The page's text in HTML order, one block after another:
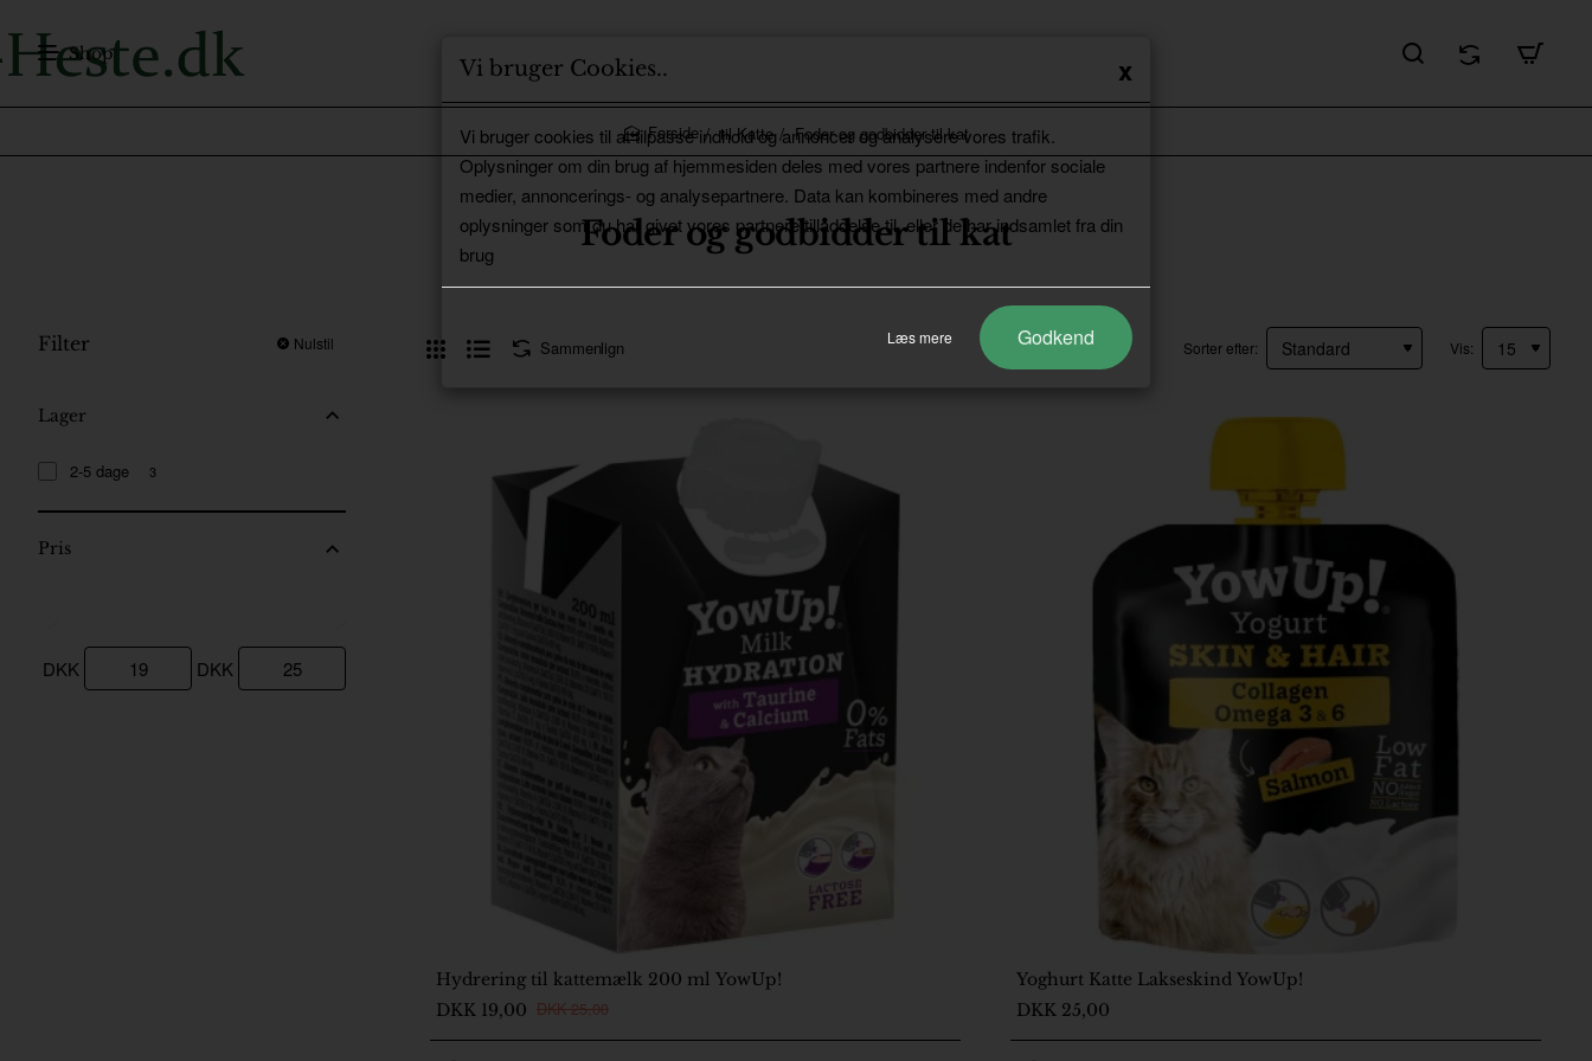
Shop
Foder og godbidder til kat
home
til Katte Foder og godbidder til kat
Filter Nulstil
Lager
2-5 dage 3
Pris
DKK DKK
Sammenlign Sorter efter: Vis:
Udsolgt - forhør om levering
Hydrering til kattemælk 200 ml YowUp!
DKK 19,00 DKK 25,00 2-5 Dage
Yoghurt Katte Lakseskind YowUp!
DKK 25,00
Vi bruger Cookies..
Vi bruger cookies til at tilpasse indhold og annoncer og analysere vores trafik.
Oplysninger om din brug af hjemmesiden deles med vores partnere indenfor sociale
medier, annoncerings- og analysepartnere. Data kan kombineres med andre
oplysninger som du har givet vores partnere tilladdelse til, eller de har indsamlet fra din
brug
Læs mere Godkend